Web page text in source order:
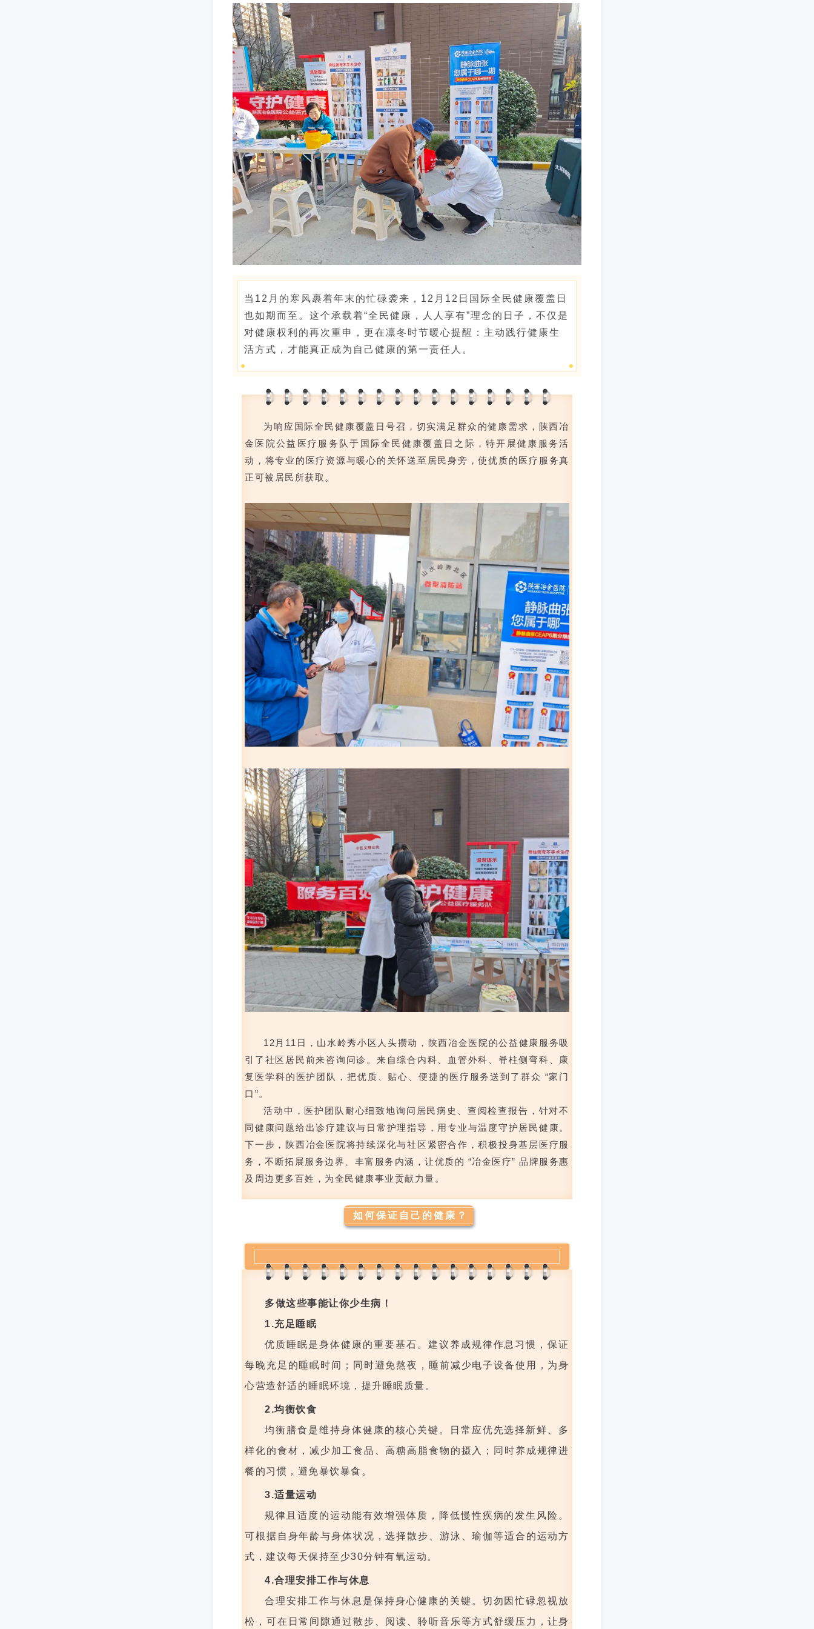
当12月的寒风裹着年末的忙碌袭来， 12月12日国际全民健康覆盖日
也如期而至。 这个承载着“全民健康，人人享有”理念的日子， 不仅是
对健康权利的再次重申，更在凛冬时节暖心提醒：主动践行健康生
活方式，才能真正成为自己健康的第一责任人。
为响应国际全民健康覆盖日号召，切实满足群众的健康需求，陕西冶
金医院公益医疗服务队于国际全民健康覆盖日之际，特开展健康服务活
动，将专业的医疗资源与暖心的关怀送至居民身旁，使优质的医疗服务真
正可被居民所获取。
12月11日， 山水岭秀小区 人头攒动，陕西冶金医院的公益健康服务吸
引了社区居民前来咨询问诊。来自综合内科、血管外科、脊柱侧弯科、康
复医学科的医护团队，把优质、贴心、便捷的医疗服务送到了群众 “家门
口”。
活动中，医护团队耐心细致地询问居民病史、查阅检查报告，针对不
同健康问题给出诊疗建议与日常护理指导，用专业与温度守护居民健康。
下一步，陕西冶金医院将持续深化与社区紧密合作，积极投身基层医疗服
务，不断拓展服务边界、丰富服务内涵，让优质的 “冶金医疗” 品牌服务惠
及周边更多百姓，为全民健康事业贡献力量。
如何保证自己的健康？
多做这些事能让你少生病！
1.充足睡眠
优质睡眠是身体健康的重要基石。建议养成规律作息习惯，保证
每晚充足的睡眠时间；同时避免熬夜，睡前减少电子设备使用，为身
心营造舒适的睡眠环境，提升睡眠质量。
2.均衡饮食
均衡膳食是维持身体健康的核心关键。日常应优先选择新鲜、多
样化的食材，减少加工食品、高糖高脂食物的摄入；同时养成规律进
餐的习惯，避免暴饮暴食。
3.适量运动
规律且适度的运动能有效增强体质，降低慢性疾病的发生风险。
可根据自身年龄与身体状况，选择散步、游泳、瑜伽等适合的运动方
式，建议每天保持至少30分钟有氧运动。
4.合理安排工作与休息
合理安排工作与休息是保持身心健康的关键。 切勿因忙碌忽视放
松，可在日常间隙通过散步、阅读、聆听音乐等方式舒缓压力，让身